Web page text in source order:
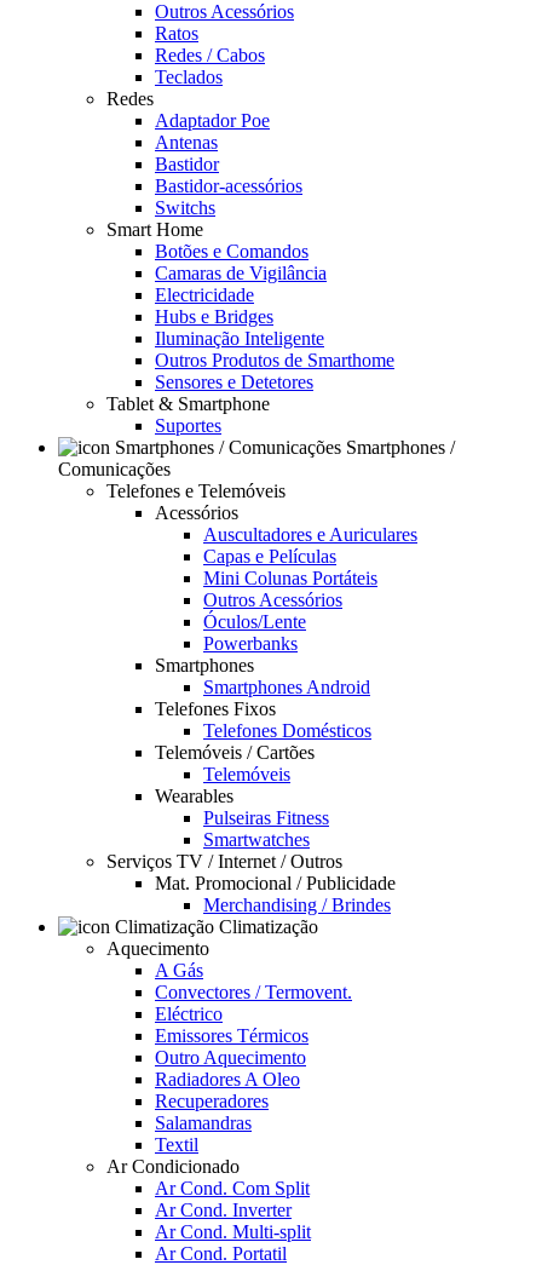
Outros Acessórios
Ratos
Redes / Cabos
Teclados
Redes
Adaptador Poe
Antenas
Bastidor
Bastidor-acessórios
Switchs
Smart Home
Botões e Comandos
Camaras de Vigilância
Electricidade
Hubs e Bridges
Iluminação Inteligente
Outros Produtos de Smarthome
Sensores e Detetores
Tablet & Smartphone
Suportes
Smartphones /
Comunicações
Telefones e Telemóveis
Acessórios
Auscultadores e Auriculares
Capas e Películas
Mini Colunas Portáteis
Outros Acessórios
Óculos/Lente
Powerbanks
Smartphones
Smartphones Android
Telefones Fixos
Telefones Domésticos
Telemóveis / Cartões
Telemóveis
Wearables
Pulseiras Fitness
Smartwatches
Serviços TV / Internet / Outros
Mat. Promocional / Publicidade
Merchandising / Brindes
Climatização
Aquecimento
A Gás
Convectores / Termovent.
Eléctrico
Emissores Térmicos
Outro Aquecimento
Radiadores A Oleo
Recuperadores
Salamandras
Textil
Ar Condicionado
Ar Cond. Com Split
Ar Cond. Inverter
Ar Cond. Multi-split
Ar Cond. Portatil